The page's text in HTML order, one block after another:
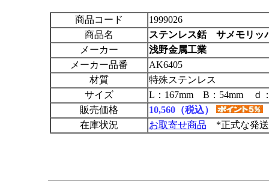
商品コード
1999026
商品名
ステンレス銛 サメモリッ
メーカー
浅野金属工業
メーカー品番
AK6405
材質
特殊ステンレス
サイズ
L：167mm B：54mm ｄ
販売価格
10,560（税込）
在庫状況
お取寄せ商品 *正式な発送